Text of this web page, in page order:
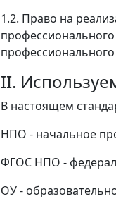
1.2. Право на
II.
В настоящем
НПО - начальное
ФГОС НПО -
ОУ -